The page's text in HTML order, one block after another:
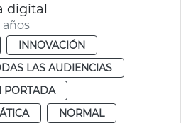
digital
INNOVACIÓN
LAS AUDIENCIAS
PORTADA
NORMAL